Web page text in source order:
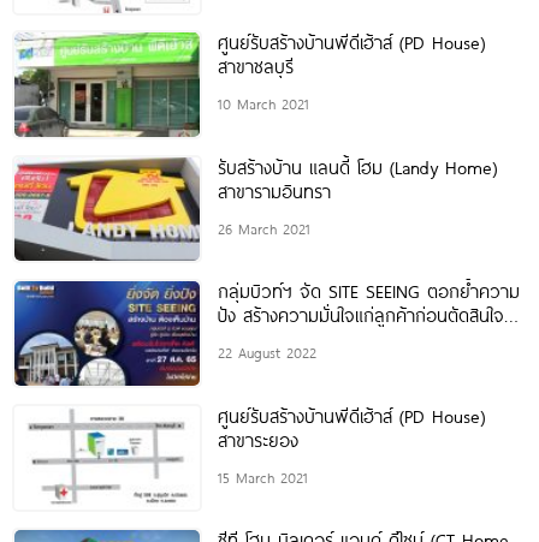
ศูนย์รับสร้างบ้านพีดีเฮ้าส์ (PD House)
สาขาชลบุรี
10 March 2021
รับสร้างบ้าน แลนดี้ โฮม (Landy Home)
สาขารามอินทรา
26 March 2021
กลุ่มบิวท์ฯ จัด SITE SEEING ตอกย้ำความ
ปัง สร้างความมั่นใจแก่ลูกค้าก่อนตัดสินใจ
22 August 2022
ศูนย์รับสร้างบ้านพีดีเฮ้าส์ (PD House)
สาขาระยอง
15 March 2021